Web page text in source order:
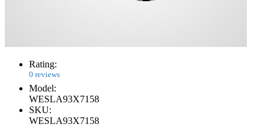
Rating:
0 reviews
Model:
WESLA93X7158
SKU:
WESLA93X7158